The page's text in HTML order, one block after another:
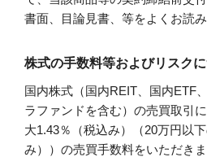
書面、目論見書、等をよくお読み
株式の手数料等およびリスク
国内株式（国内REIT、国内ETF
ラファンドを含む）の売買取引
大1.43％（税込み）（20万円以
み））の売買手数料をいただき